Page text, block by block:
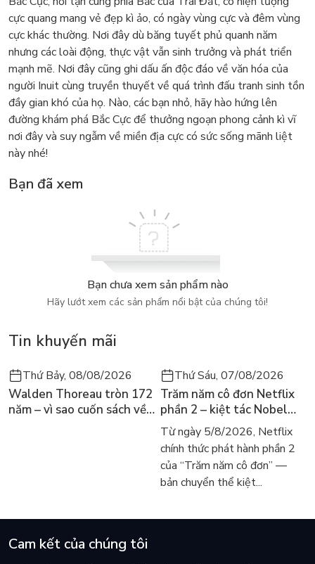
cực quang mang vẻ đẹp kì ảo, có ngày vùng cực và đêm vùng
cực khác thường. Nơi đây dù băng tuyết phủ quanh năm
nhưng các loài động, thực vật vẫn sinh trưởng và phát triển
mạnh mẽ. Nơi đây cũng ghi dấu ấn độc đáo về văn hóa của
người Inuit cùng truyền thuyết về quá trình đấu tranh sinh tồn
đầy gian khó của họ. Nào, các bạn nhỏ, hãy hào hứng lên
đường khám phá Bắc Cực để thưởng ngoạn phong cảnh kì vĩ
nơi đây và suy ngẫm về miền địa cực có sức sống mãnh liệt
này nhé!
Bạn đã xem
Bạn chưa xem sản phẩm nào
Hãy lướt xem các sản phẩm nổi bật của chúng tôi!
Tin khuyến mãi
Thứ Bảy, 08/08/2026
Walden Thoreau tròn 172
năm – vì sao cuốn sách về
Thứ Sáu, 07/08/2026
Trăm năm cô đơn Netflix
phần 2 – kiệt tác Nobel
trở lại màn ảnh, dòng
người tìm đọc lại García
Márquez
Từ ngày 5/8/2026, Netflix
chính thức phát hành phần 2
của “Trăm năm cô đơn” —
bản chuyển thể kiệt...
Cam kết của chúng tôi